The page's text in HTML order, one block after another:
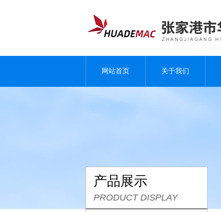
网站首页 关于我们
产品展示
PRODUCT DISPLAY